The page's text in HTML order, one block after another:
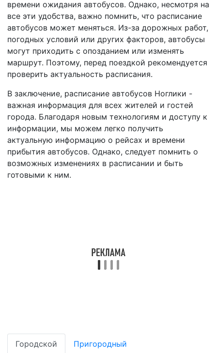
времени ожидания автобусов. Однако, несмотря на
все эти удобства, важно помнить, что расписание
автобусов может меняться. Из-за дорожных работ,
погодных условий или других факторов, автобусы
могут приходить с опозданием или изменять
маршрут. Поэтому, перед поездкой рекомендуется
проверить актуальность расписания.
В заключение, расписание автобусов Ноглики -
важная информация для всех жителей и гостей
города. Благодаря новым технологиям и доступу к
информации, мы можем легко получить
актуальную информацию о рейсах и времени
прибытия автобусов. Однако, следует помнить о
возможных изменениях в расписании и быть
готовыми к ним.
Городской Пригородный